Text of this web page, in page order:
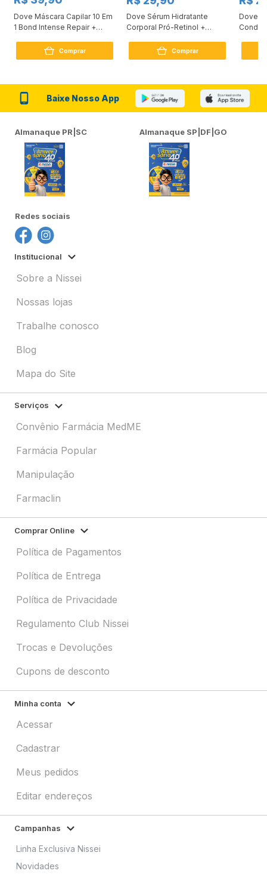
Dove Máscara Capilar 10 Em
1 Bond Intense Repair +
Comprar
Dove Sérum Hidratante
Corporal Pró-Retinol +
Comprar
Dove
Baixe Nosso App
Almanaque PR|SC Almanaque SP|DF|GO
Redes sociais
Institucional
Sobre a Nissei
Nossas lojas
Trabalhe conosco
Blog
Mapa do Site
Serviços
Convênio Farmácia MedME
Farmácia Popular
Manipulação
Farmaclin
Comprar Online
Política de Pagamentos
Política de Entrega
Política de Privacidade
Regulamento Club Nissei
Trocas e Devoluções
Cupons de desconto
Minha conta
Acessar
Cadastrar
Meus pedidos
Editar endereços
Campanhas
Linha Exclusiva Nissei
Novidades